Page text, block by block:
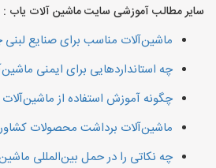
سایر مطالب آموزشی سایت ماشین آلات یاب :
ماشین‌آلات مناسب برای صنایع
چه استانداردهایی برای ایمنی
چگونه آموزش استفاده از ماشین‌آلات
ماشین‌آلات برداشت محصولات
چه نکاتی را در حمل بین‌المللی